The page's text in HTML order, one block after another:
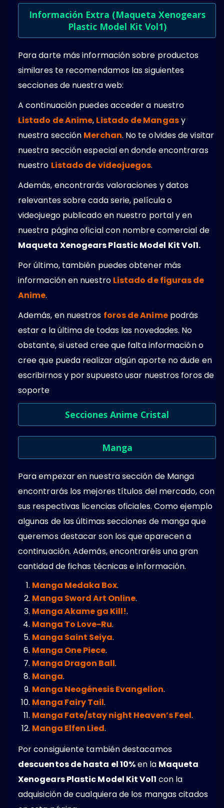
Información Extra (Maqueta Xenogears
Plastic Model Kit Vol1)
Para darte más información sobre productos
similares te recomendamos las siguientes
secciones de nuestra web:
A continuación puedes acceder a nuestro
Listado de Anime, Listado de Mangasy
nuestra sección Merchan. No te olvides de visitar
nuestra sección especial en donde encontraras
nuestro Listado de videojuegos.
Además, encontrarás valoraciones y datos
relevantes sobre cada serie, película o
videojuego publicado en nuestro portal y en
nuestra página oficial con nombre comercial de
Maqueta Xenogears Plastic Model Kit Vol1.
Por último, también puedes obtener más
información en nuestro Listado de figuras de
Anime.
Además, en nuestros foros de Animepodrás
estar a la última de todas las novedades. No
obstante, si usted cree que falta información o
cree que pueda realizar algún aporte no dude en
escribirnos y por supuesto usar nuestros foros de
soporte
Secciones Anime Cristal
Manga
Para empezar en nuestra sección de Manga
encontrarás los mejores títulos del mercado, con
sus respectivas licencias oficiales. Como ejemplo
algunas de las últimas secciones de manga que
queremos destacar son los que aparecen a
continuación. Además, encontraréis una gran
cantidad de fichas técnicas e información.
Manga Medaka Box.
Manga Sword Art Online.
Manga Akame ga Kill!.
Manga To Love-Ru.
Manga Saint Seiya.
Manga One Piece.
Manga Dragon Ball.
Manga.
Manga Neogénesis Evangelion.
Manga Fairy Tail.
Manga Fate/stay night Heaven’s Feel.
Manga Elfen Lied.
Por consiguiente también destacamos
descuentos de hasta el 10%en la Maqueta
Xenogears Plastic Model Kit Vol1 con la
adquisición de cualquiera de los mangas citados